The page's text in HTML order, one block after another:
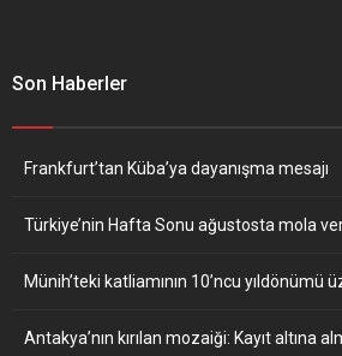
Son Haberler
Frankfurt’tan Küba’ya dayanışma mesajı
Türkiye’nin Hafta Sonu ağustosta mola
Münih’teki katliamının 10’ncu yıldönümü
Antakya’nın kırılan mozaiği: Kayıt altına